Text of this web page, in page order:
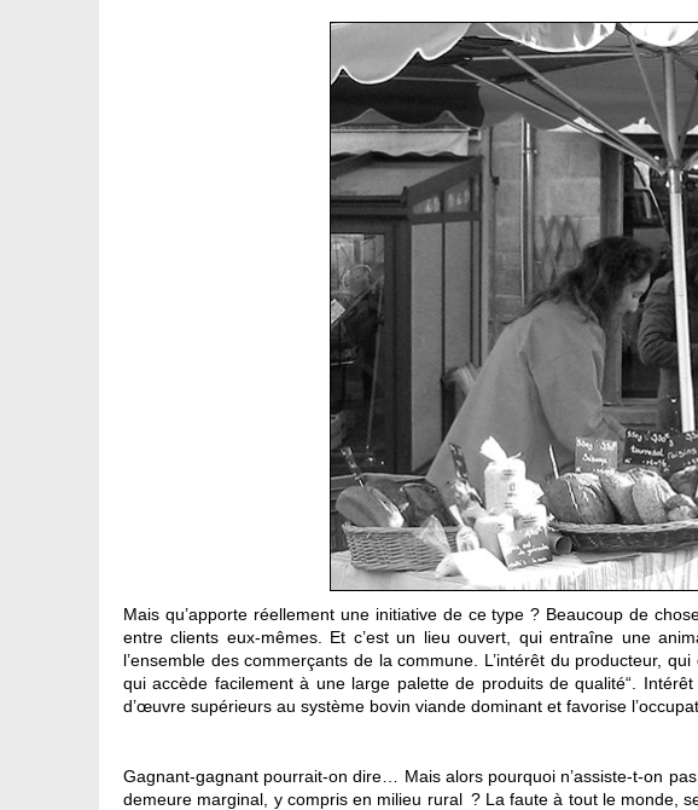
Mais qu’apporte réellement une initiative de ce type ? Beaucoup de
entre clients eux-mêmes. Et c’est un lieu ouvert, qui entraîne une
l’ensemble des commerçants de la commune. L’intérêt du producteur,
qui accède facilement à une large palette de produits de qualité“.
d’œuvre supérieurs au système bovin viande dominant et favorise
Gagnant-gagnant pourrait-on dire… Mais alors pourquoi n’assiste-t-on
demeure marginal, y compris en milieu rural ? La faute à tout le monde,